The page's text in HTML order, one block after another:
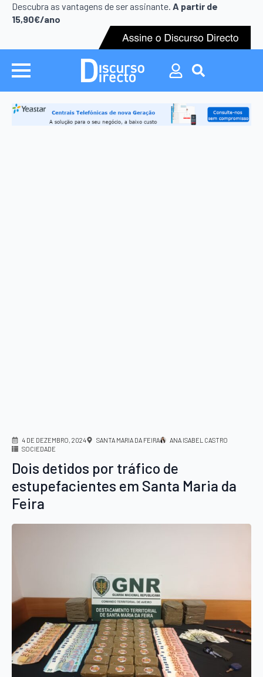
Descubra as vantagens de ser assinante. A partir de
15,90€/ano
Search
for:
Search
4 DE DEZEMBRO, 2024 SANTA MARIA DA FEIRA
ANA ISABEL CASTRO
SOCIEDADE
Dois detidos por tráfico de
estupefacientes em Santa Maria da
Feira